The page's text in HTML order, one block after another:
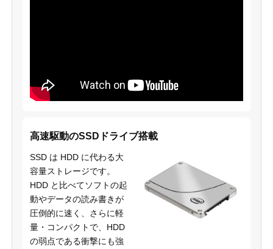
高速駆動のSSDドライブ搭載
SSD は HDD に代わる大
容量ストレージです。
HDD と比べてソフトの起
動やデータの読み書きが
圧倒的に速く、さらに軽
量・コンパクトで、HDD
の弱点である衝撃にも強